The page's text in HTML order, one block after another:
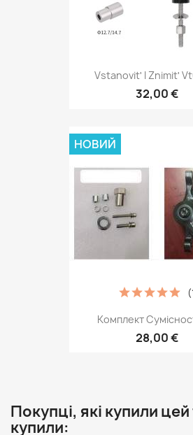
Vstanovitʹ I Znimitʹ
32,00 €
Комплект
28,00 €
НОВИЙ
Покупці, які купили
купили: